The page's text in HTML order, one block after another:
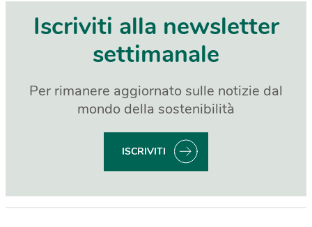
Iscriviti alla newsletter
settimanale
Per rimanere aggiornato sulle notizie dal
mondo della sostenibilità
ISCRIVITI